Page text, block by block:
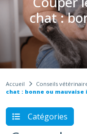
chat :
Accueil Conseils
chat : bonne ou mauvaise
Catégories